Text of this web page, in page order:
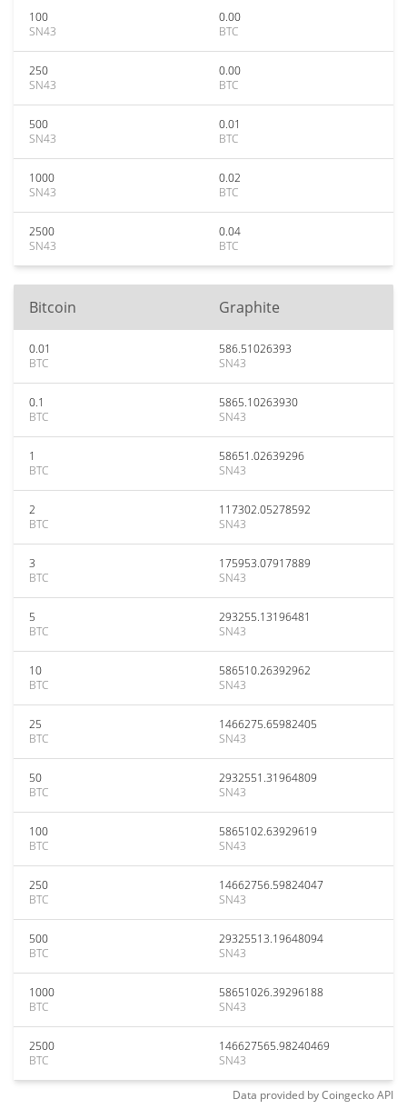
100
SN43
0.00
BTC
250
SN43
0.00
BTC
500
SN43
0.01
BTC
1000
SN43
0.02
BTC
2500
SN43
0.04
BTC
Bitcoin Graphite
0.01
BTC
586.51026393
SN43
0.1
BTC
5865.10263930
SN43
1
BTC
58651.02639296
SN43
2
BTC
117302.05278592
SN43
3
BTC
175953.07917889
SN43
5
BTC
293255.13196481
SN43
10
BTC
586510.26392962
SN43
25
BTC
1466275.65982405
SN43
50
BTC
2932551.31964809
SN43
100
BTC
5865102.63929619
SN43
250
BTC
14662756.59824047
SN43
500
BTC
29325513.19648094
SN43
1000
BTC
58651026.39296188
SN43
2500
BTC
146627565.98240469
SN43
Data provided byCoingeckoAPI